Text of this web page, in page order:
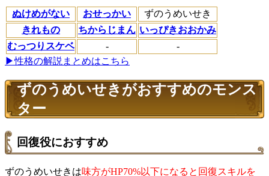
ぬけめがない おせっかい
ずのうめいせき
きれもの
ちからじまん いっぴきおおかみ
むっつりスケベ
-
-
▶性格の解説まとめはこちら
ずのうめいせきがおすすめのモンス
ター
回復役におすすめ
ずのうめいせきは味方がHP70%以下になると回復スキルを